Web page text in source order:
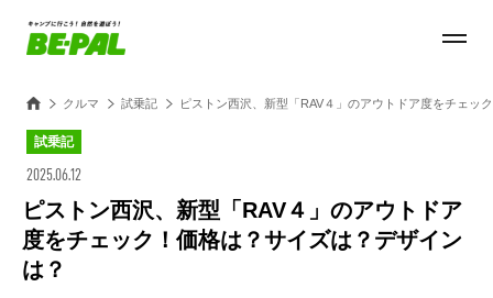
クルマ 試乗記 ピストン西沢、新型「RAV４」のアウトドア度をチェッ
試乗記
2025.06.12
ピストン西沢、新型「RAV４」のアウトドア
度をチェック！価格は？サイズは？デザイン
は？